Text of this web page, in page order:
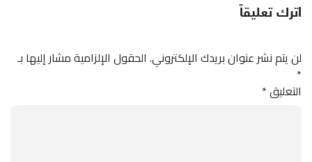
اترك تعليقاً
لن يتم نشر عنوان بريدك الإلكتروني. الحقول الإلزامية مشار إليها بـ
*
التعليق*